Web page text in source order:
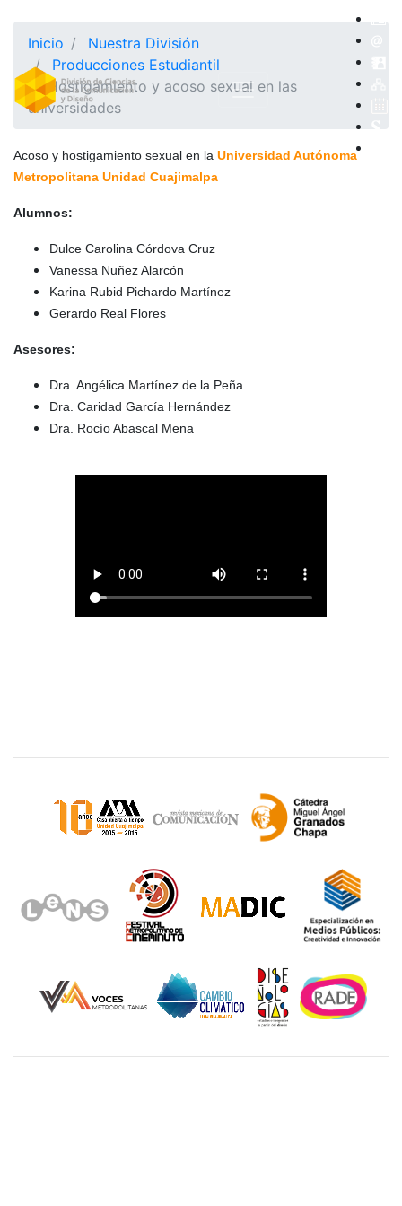
Inicio
Nuestra División
Producciones Estudiantil
Hostigamiento y acoso sexual en las
universidades
Acoso y hostigamiento sexual en la Universidad Autónoma
Metropolitana Unidad Cuajimalpa
Alumnos:
Dulce Carolina Córdova Cruz
Vanessa Nuñez Alarcón
Karina Rubid Pichardo Martínez
Gerardo Real Flores
Asesores:
Dra. Angélica Martínez de la Peña
Dra. Caridad García Hernández
Dra. Rocío Abascal Mena